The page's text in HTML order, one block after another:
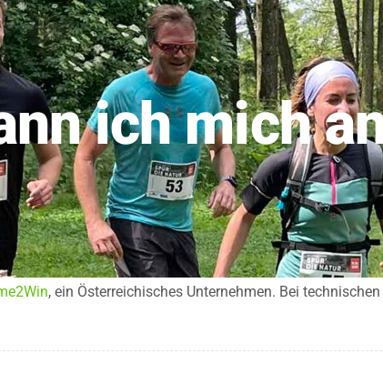
ich mich
, ein Österreichisches Unternehmen. Bei